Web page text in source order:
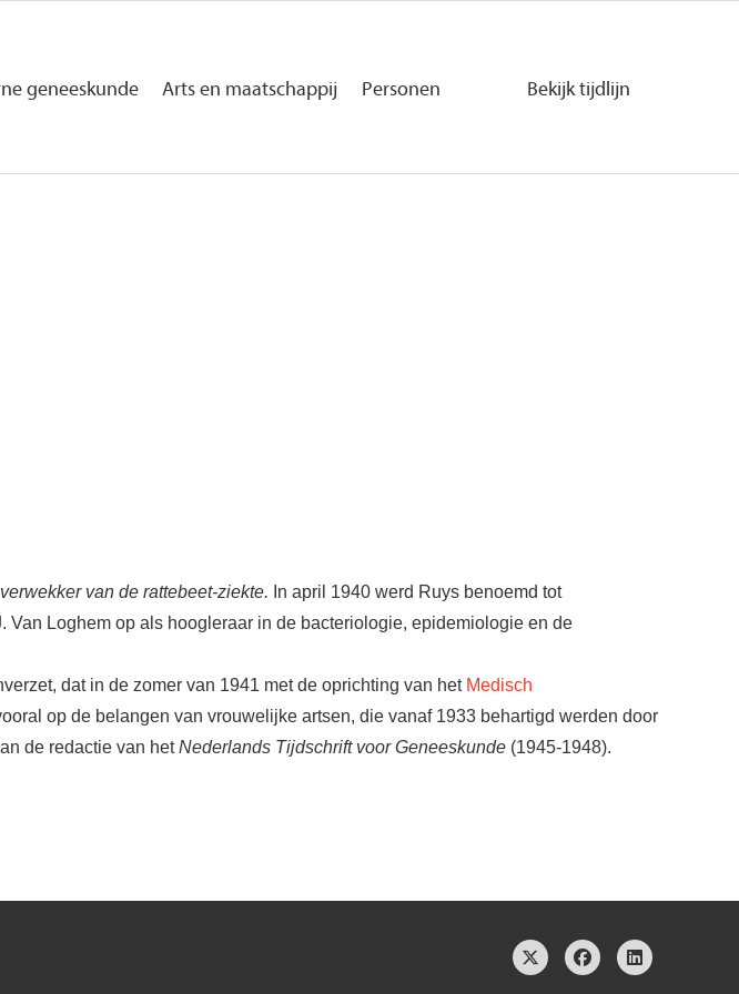
geneeskunde Arts en maatschappij Personen Bekijk tijdlijn
van de rattebeet-ziekte. In april 1940 werd Ruys benoemd tot
Loghem op als hoogleraar in de bacteriologie, epidemiologie en de
dat in de zomer van 1941 met de oprichting van het Medisch
op de belangen van vrouwelijke artsen, die vanaf 1933 behartigd werden door
de redactie van hetNederlands Tijdschrift voor Geneeskunde (1945-1948).